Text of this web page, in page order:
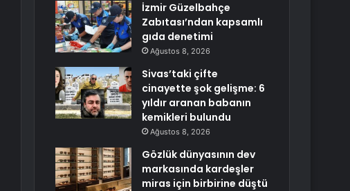
İzmir Güzelbahçe
Zabıtası’ndan kapsamlı
gıda denetimi
Ağustos 8, 2026
Sivas’taki çifte
cinayette şok gelişme: 6
yıldır aranan babanın
kemikleri bulundu
Ağustos 8, 2026
Gözlük dünyasının dev
markasında kardeşler
miras için birbirine düştü